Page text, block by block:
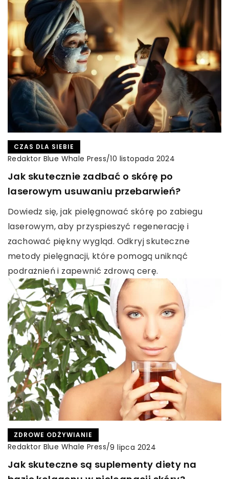
CZAS DLA SIEBIE
Redaktor Blue Whale Press/10 listopada 2024
Jak skutecznie zadbać o skórę po
laserowym usuwaniu przebarwień?
Dowiedz się, jak pielęgnować skórę po zabiegu
laserowym, aby przyspieszyć regenerację i
zachować piękny wygląd. Odkryj skuteczne
metody pielęgnacji, które pomogą uniknąć
podrażnień i zapewnić zdrową cerę.
ZDROWE ODŻYWIANIE
Redaktor Blue Whale Press/9 lipca 2024
Jak skuteczne są suplementy diety na